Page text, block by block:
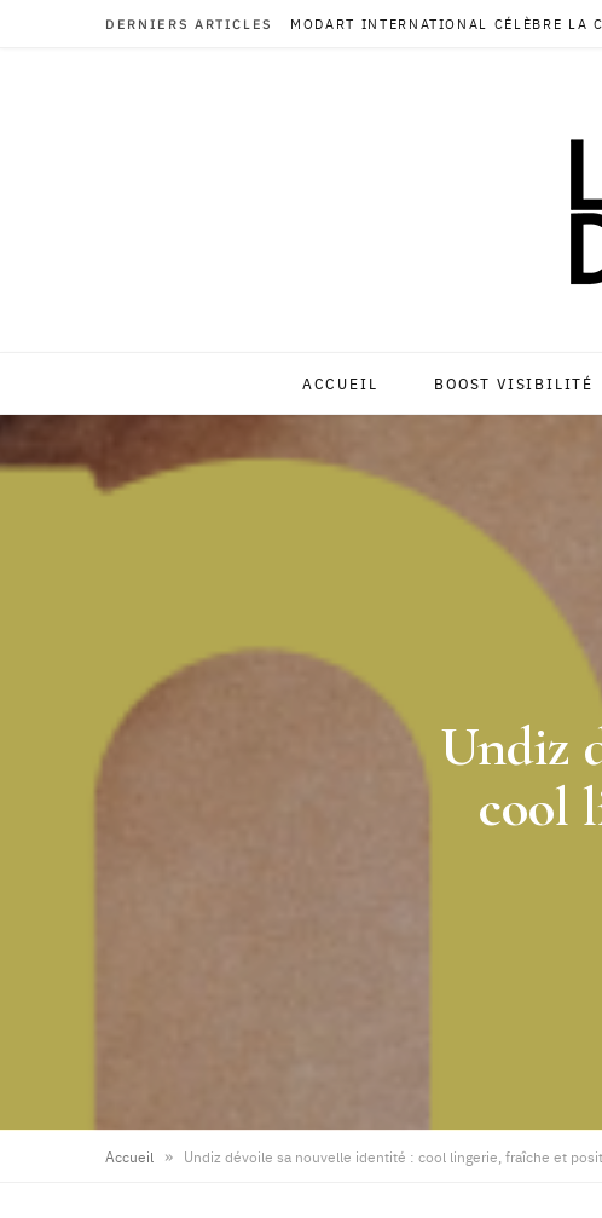
DERNIERS ARTICLES MODART INTERNATIONAL CÉLÈBRE LA
ACCUEIL BOOST VISIBILITÉ
Undiz
cool
Accueil » Undiz dévoile sa nouvelle identité : cool lingerie, fraîche et